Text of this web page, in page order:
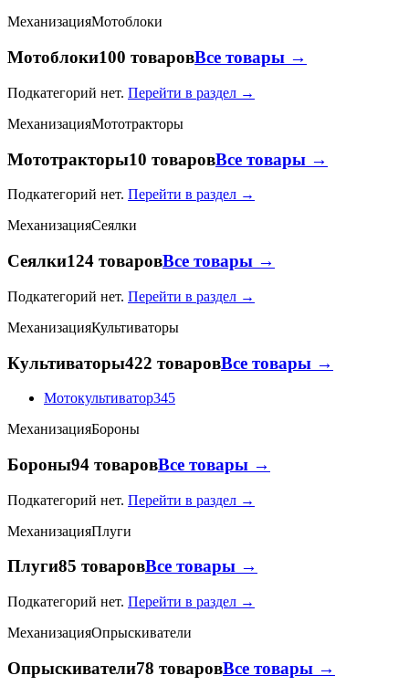
МеханизацияМотоблоки
Мотоблоки100 товаровВсе товары →
Подкатегорий нет. Перейти в раздел →
МеханизацияМототракторы
Мототракторы10 товаровВсе товары →
Подкатегорий нет. Перейти в раздел →
МеханизацияСеялки
Сеялки124 товаровВсе товары →
Подкатегорий нет. Перейти в раздел →
МеханизацияКультиваторы
Культиваторы422 товаровВсе товары →
Мотокультиватор345
МеханизацияБороны
Бороны94 товаровВсе товары →
Подкатегорий нет. Перейти в раздел →
МеханизацияПлуги
Плуги85 товаровВсе товары →
Подкатегорий нет. Перейти в раздел →
МеханизацияОпрыскиватели
Опрыскиватели78 товаровВсе товары →